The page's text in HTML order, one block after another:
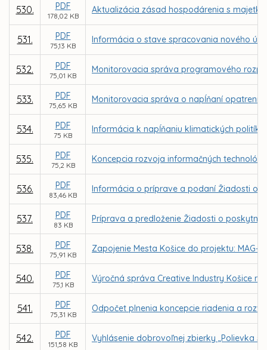
530. PDF
178,02 KB
Aktualizácia zásad hospodárenia s
531. PDF
75,13 KB
Informácia o stave spracovania nového
532. PDF
75,01 KB
Monitorovacia správa programového
533. PDF
75,65 KB
Monitorovacia správa o napĺňaní opatrení
534. PDF
75 KB
Informácia k napĺňaniu klimatických politík
535. PDF
75,2 KB
Koncepcia rozvoja informačných
536. PDF
83,46 KB
Informácia o príprave a podaní Žiadosti o
537. PDF
83 KB
Príprava a predloženie Žiadosti o
538. PDF
75,91 KB
Zapojenie Mesta Košice do projektu: MAG-
540. PDF
75,1 KB
Výročná správa Creative Industry Košice n.
541. PDF
75,31 KB
Odpočet plnenia koncepcie riadenia a
542. PDF
151,58 KB
Vyhlásenie dobrovoľnej zbierky „Polievka